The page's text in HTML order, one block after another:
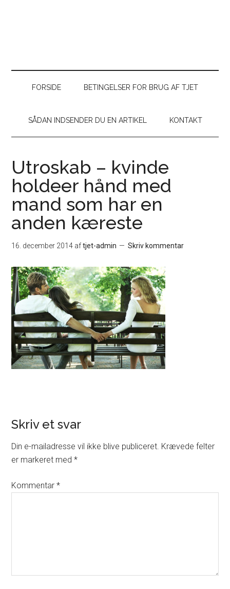
FORSIDE BETINGELSER FOR BRUG AF TJET
SÅDAN INDSENDER DU EN ARTIKEL KONTAKT
Utroskab – kvinde
holdeer hånd med
mand som har en
anden kæreste
16. december 2014 aftjet-admin Skriv kommentar
Skriv et svar
Din e-mailadresse vil ikke blive publiceret. Krævede felter
er markeret med*
Kommentar*